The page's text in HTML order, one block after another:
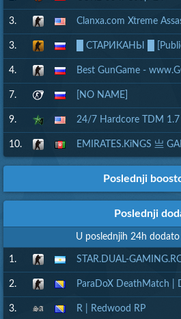
3. Clanxa.com Xtreme
3. █ СТАРИКАНЫ █
4. Best GunGame -
7. [NO NAME]
9. 24/7 Hardcore TDM 1.7
10. EMIRATES.KiNGS 亗
Poslednji
Poslednji
U poslednjih 24h dodato
1. STAR.DUAL-
2. ParaDoX DeathMatch |
3. R | Redwood RP